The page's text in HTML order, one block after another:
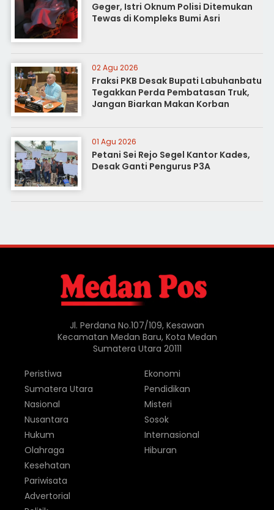
Geger, Istri Oknum Polisi Ditemukan
Tewas di Kompleks Bumi Asri
02 Agu 2026
Fraksi PKB Desak Bupati Labuhanbatu
Tegakkan Perda Pembatasan Truk,
Jangan Biarkan Makan Korban
01 Agu 2026
Petani Sei Rejo Segel Kantor Kades,
Desak Ganti Pengurus P3A
Jl. Perdana No.107/109, Kesawan
Kecamatan Medan Baru, Kota Medan
Sumatera Utara 20111
Peristiwa
Sumatera Utara
Nasional
Nusantara
Hukum
Olahraga
Ekonomi
Pendidikan
Misteri
Sosok
Internasional
Hiburan
Kesehatan
Pariwisata
Advertorial